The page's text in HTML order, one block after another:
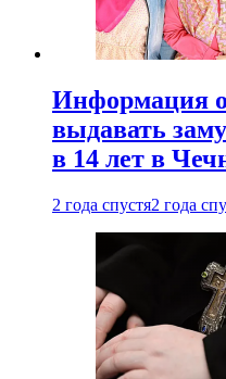
Информация
выдавать
в 14 лет в
2 года спустя2 года